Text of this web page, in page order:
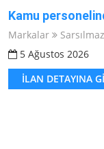
Kamu
Markalar Sarsılmaz
5 Ağustos 2026
İLAN DETAYINA